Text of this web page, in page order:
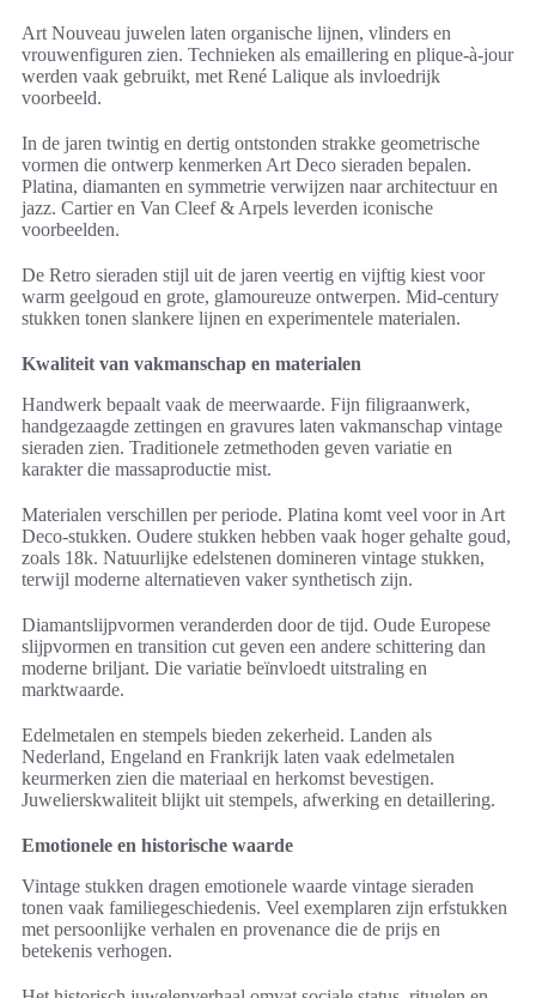
Art Nouveau juwelen laten organische lijnen, vlinders en
vrouwenfiguren zien. Technieken als emaillering en plique-à-jour
werden vaak gebruikt, met René Lalique als invloedrijk
voorbeeld.
In de jaren twintig en dertig ontstonden strakke geometrische
vormen die ontwerp kenmerken Art Deco sieraden bepalen.
Platina, diamanten en symmetrie verwijzen naar architectuur en
jazz. Cartier en Van Cleef & Arpels leverden iconische
voorbeelden.
De Retro sieraden stijl uit de jaren veertig en vijftig kiest voor
warm geelgoud en grote, glamoureuze ontwerpen. Mid-century
stukken tonen slankere lijnen en experimentele materialen.
Kwaliteit van vakmanschap en materialen
Handwerk bepaalt vaak de meerwaarde. Fijn filigraanwerk,
handgezaagde zettingen en gravures laten vakmanschap vintage
sieraden zien. Traditionele zetmethoden geven variatie en
karakter die massaproductie mist.
Materialen verschillen per periode. Platina komt veel voor in Art
Deco-stukken. Oudere stukken hebben vaak hoger gehalte goud,
zoals 18k. Natuurlijke edelstenen domineren vintage stukken,
terwijl moderne alternatieven vaker synthetisch zijn.
Diamantslijpvormen veranderden door de tijd. Oude Europese
slijpvormen en transition cut geven een andere schittering dan
moderne briljant. Die variatie beïnvloedt uitstraling en
marktwaarde.
Edelmetalen en stempels bieden zekerheid. Landen als
Nederland, Engeland en Frankrijk laten vaak edelmetalen
keurmerken zien die materiaal en herkomst bevestigen.
Juwelierskwaliteit blijkt uit stempels, afwerking en detaillering.
Emotionele en historische waarde
Vintage stukken dragen emotionele waarde vintage sieraden
tonen vaak familiegeschiedenis. Veel exemplaren zijn erfstukken
met persoonlijke verhalen en provenance die de prijs en
betekenis verhogen.